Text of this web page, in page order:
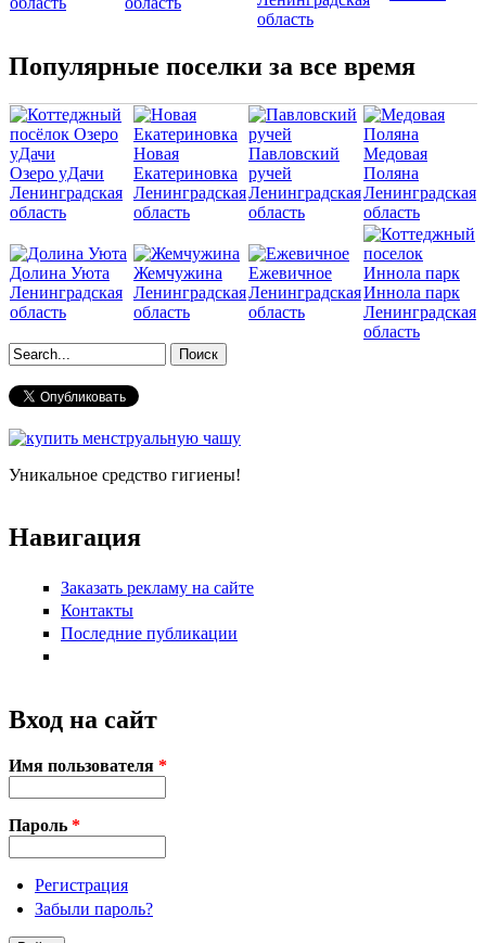
область
Популярные поселки за все время
Озеро уДачи
Ленинградская
область
Новая
Екатериновка
Ленинградская
область
Павловский
ручей
Ленинградская
область
Медовая
Поляна
Ленинградская
область
Долина Уюта
Ленинградская
область
Жемчужина
Ленинградская
область
Ежевичное
Ленинградская
область
Иннола парк
Ленинградская
область
Форма поиска
Уникальное средство гигиены!
Навигация
Заказать рекламу на сайте
Контакты
Последние публикации
Вход на сайт
Имя пользователя *
Пароль *
Регистрация
Забыли пароль?